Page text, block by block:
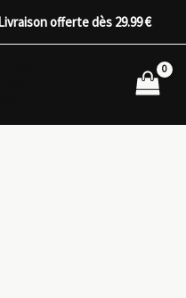
offerte dès 29.99 €